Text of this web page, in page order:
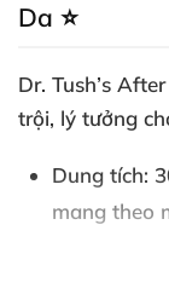
Da ⭐
Dr. Tush’s
trội, lý tưởng
Dung tích:
mang theo
: